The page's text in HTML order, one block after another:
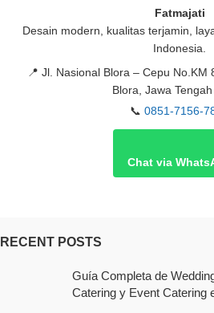
Fatmajati
Desain modern, kualitas terjamin,
Indonesia.
📍 Jl. Nasional Blora – Cepu No.KM
Blora, Jawa
📞 0851-7156-
Chat via
RECENT POSTS
Guía Completa de
Catering y Event Catering